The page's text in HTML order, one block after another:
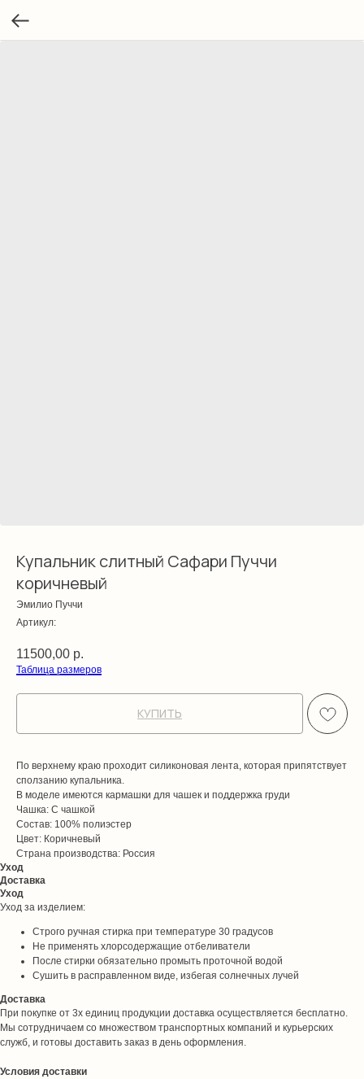
Купальник слитный Сафари Пуччи
коричневый
Эмилио Пуччи
Артикул:
11500,00 р.
Таблица размеров
КУПИТЬ
По верхнему краю проходит силиконовая лента, которая припятствует
сползанию купальника.
В моделе имеются кармашки для чашек и поддержка груди
Чашка: С чашкой
Состав: 100% полиэстер
Цвет: Коричневый
Страна производства: Россия
Уход
Доставка
Уход
Уход за изделием:
Строго ручная стирка при температуре 30 градусов
Не применять хлорсодержащие отбеливатели
После стирки обязательно промыть проточной водой
Сушить в расправленном виде, избегая солнечных лучей
Доставка
При покупке от 3х единиц продукции доставка осуществляется бесплатно.
Мы сотрудничаем со множеством транспортных компаний и курьерских
служб, и готовы доставить заказ в день оформления.
Условия доставки